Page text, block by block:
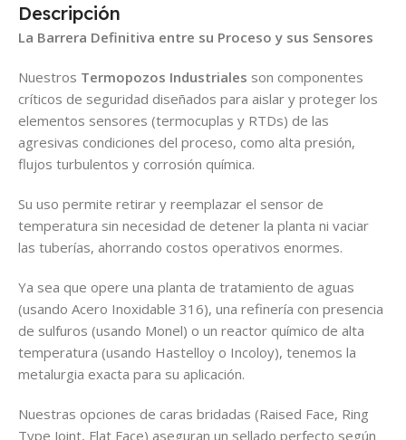
Descripción
La Barrera Definitiva entre su Proceso y sus Sensores
Nuestros Termopozos Industriales son componentes
críticos de seguridad diseñados para aislar y proteger los
elementos sensores (termocuplas y RTDs) de las
agresivas condiciones del proceso, como alta presión,
flujos turbulentos y corrosión química.
Su uso permite retirar y reemplazar el sensor de
temperatura sin necesidad de detener la planta ni vaciar
las tuberías, ahorrando costos operativos enormes.
Ya sea que opere una planta de tratamiento de aguas
(usando Acero Inoxidable 316), una refinería con presencia
de sulfuros (usando Monel) o un reactor químico de alta
temperatura (usando Hastelloy o Incoloy), tenemos la
metalurgia exacta para su aplicación.
Nuestras opciones de caras bridadas (Raised Face, Ring
Type Joint, Flat Face) aseguran un sellado perfecto según